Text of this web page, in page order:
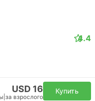
4.4
USD 16
за взрослого
Купить